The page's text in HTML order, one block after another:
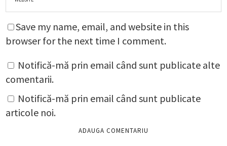
Save my name, email, and website in this
browser for the next time I comment.
Notifică-mă prin email când sunt publicate alte
comentarii.
Notifică-mă prin email când sunt publicate
articole noi.